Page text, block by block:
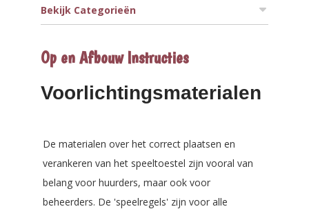
Bekijk Categorieën
Op en Afbouw Instructies
Voorlichtingsmaterialen
De materialen over het correct plaatsen en
verankeren van het speeltoestel zijn vooral van
belang voor huurders, maar ook voor
beheerders. De 'speelregels' zijn voor alle